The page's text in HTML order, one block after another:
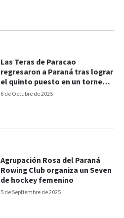
6 de Octubre de 2025
Las Teras de Paracao
regresaron a Paraná tras lograr
el quinto puesto en un torneo
nacional
5 de Septiembre de 2025
Agrupación Rosa del Paraná
Rowing Club organiza un Seven
de hockey femenino